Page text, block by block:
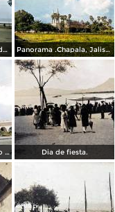
Tipos Mexicanos Vendedor de dulces Chapala, Jalisco 1961. Panorama .Chapala, Jalisco 1961.
La Plaza Chapala, Jalisco 1961. Dia de fiesta.